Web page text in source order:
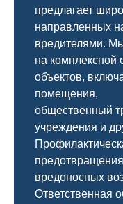
предлагает
направленных
вредителями.
на комплексной
объектов,
помещения,
общественный
учреждения и
вредоносных
Ответственная